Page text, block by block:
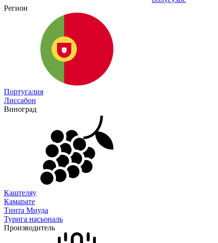
Регион
Португалия
Лиссабон
Виноград
Каштеляу
Камарате
Тинта Миуда
Турига насьональ
Производитель